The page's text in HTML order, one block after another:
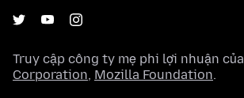
Truy cập công ty mẹ phi lợi nhuận của
Corporation, Mozilla Foundation.